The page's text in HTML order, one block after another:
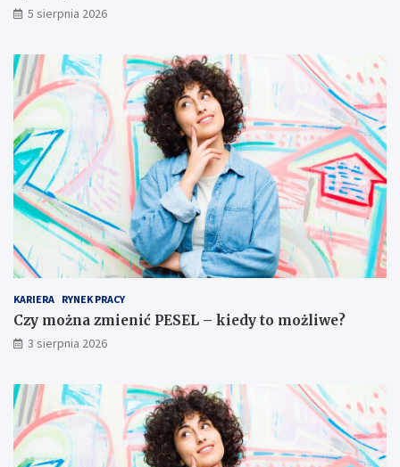
5 sierpnia 2026
KARIERA RYNEK PRACY
Czy można zmienić PESEL – kiedy to możliwe?
3 sierpnia 2026